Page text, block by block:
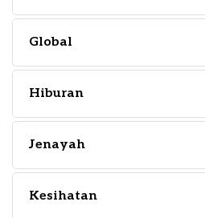
Global
Hiburan
Jenayah
Kesihatan